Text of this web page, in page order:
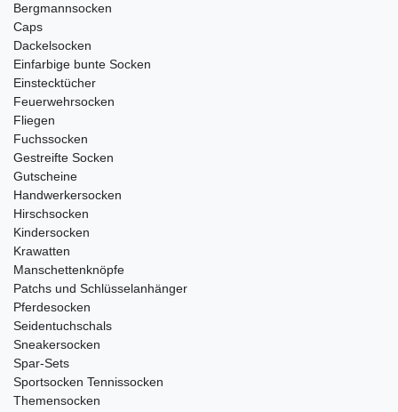
Bergmannsocken
Caps
Dackelsocken
Einfarbige bunte Socken
Einstecktücher
Feuerwehrsocken
Fliegen
Fuchssocken
Gestreifte Socken
Gutscheine
Handwerkersocken
Hirschsocken
Kindersocken
Krawatten
Manschettenknöpfe
Patchs und Schlüsselanhänger
Pferdesocken
Seidentuchschals
Sneakersocken
Spar-Sets
Sportsocken Tennissocken
Themensocken